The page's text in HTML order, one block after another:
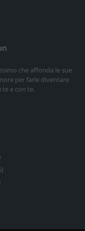
che affonda le sue
per farle diventare
te e con te.